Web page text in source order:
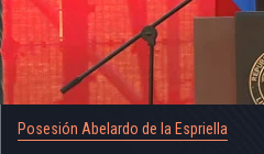
Posesión Abelardo de la Espriella